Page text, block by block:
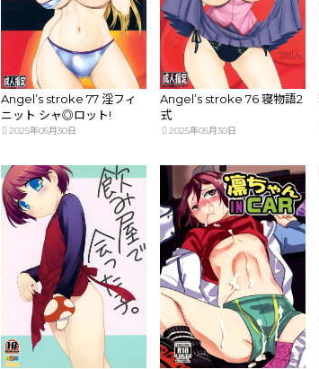
Angel’s stroke 77 淫フィ
ニット シャ◎ロット!
2025年05月30日
Angel’s stroke 76 寝物語2
式
2025年05月30日